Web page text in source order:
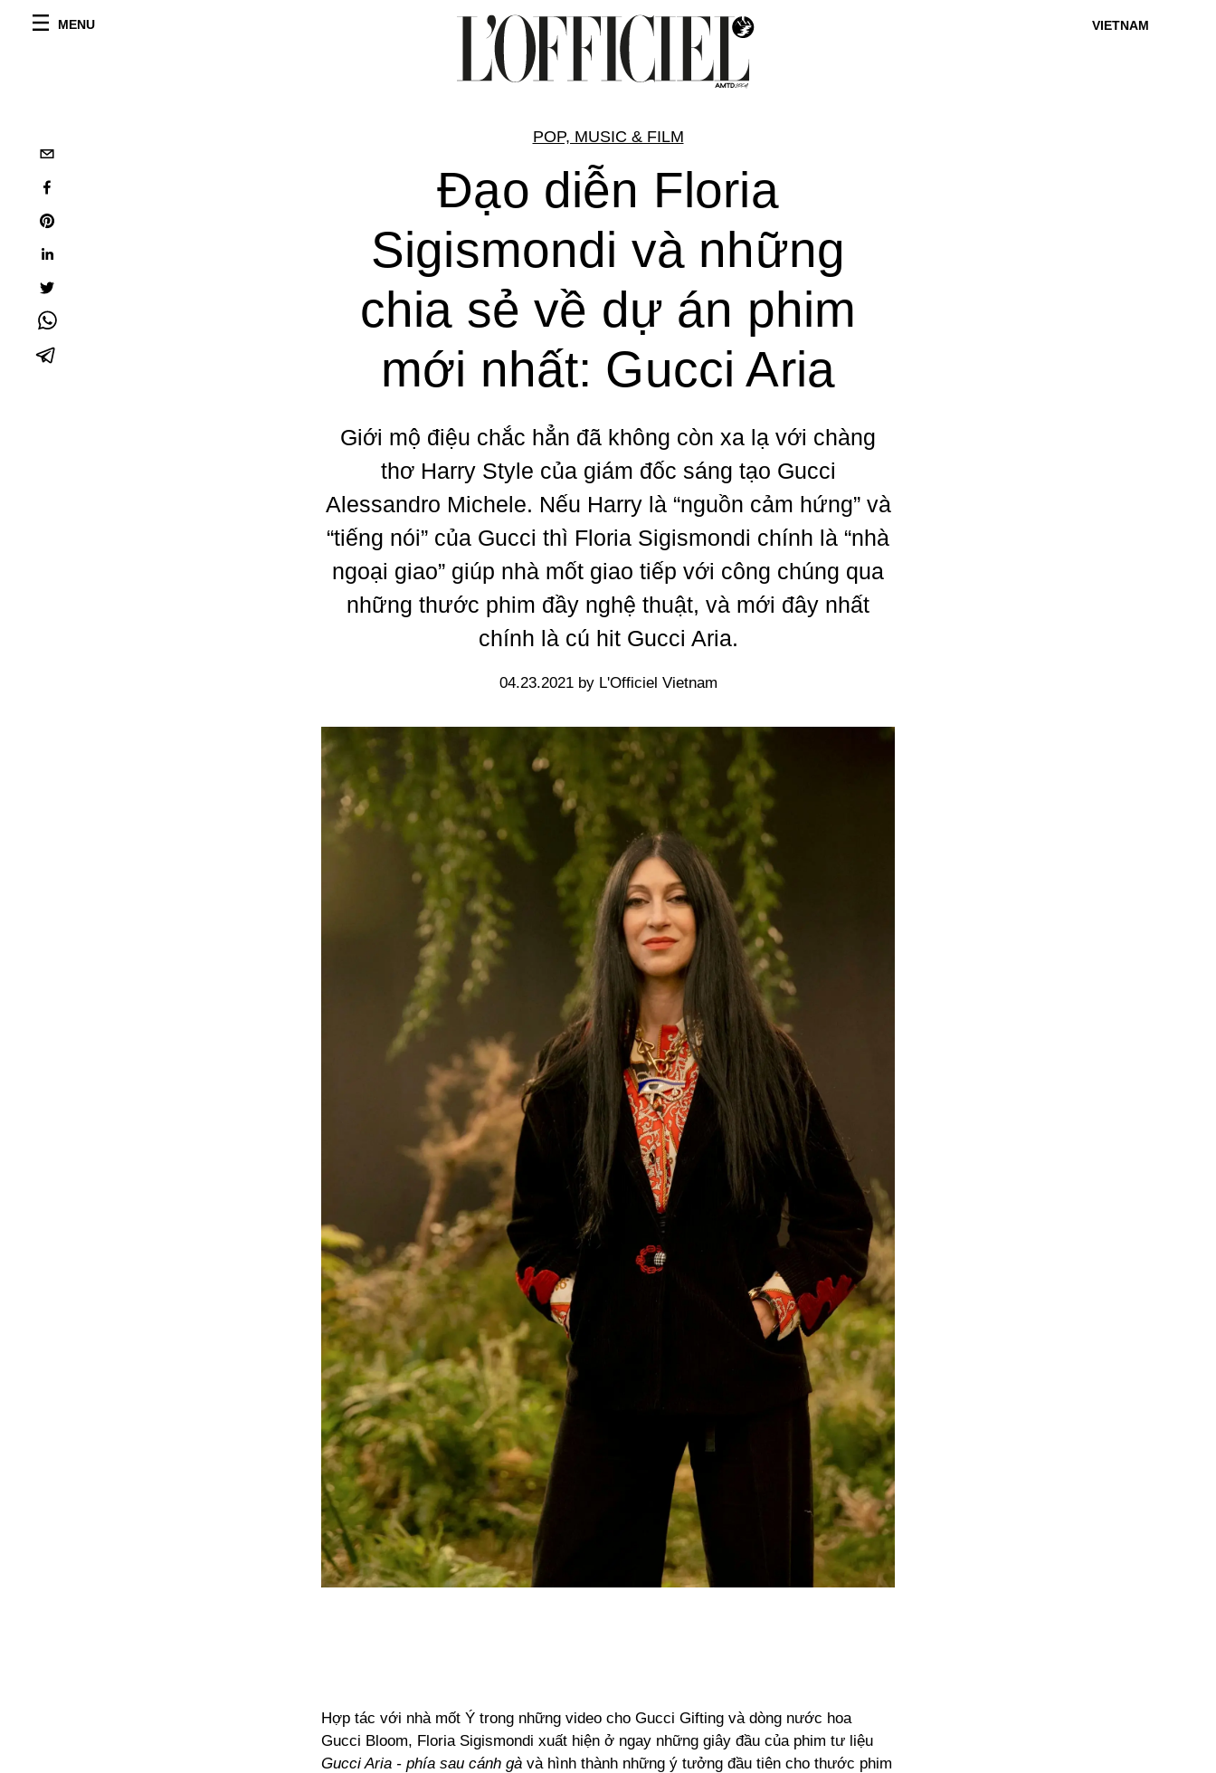
MENU VIETNAM
POP, MUSIC & FILM
Đạo diễn Floria
Sigismondi và những
chia sẻ về dự án phim
mới nhất: Gucci Aria
Giới mộ điệu chắc hẳn đã không còn xa lạ với chàng
thơ Harry Style của giám đốc sáng tạo Gucci
Alessandro Michele. Nếu Harry là “nguồn cảm hứng” và
“tiếng nói” của Gucci thì Floria Sigismondi chính là “nhà
ngoại giao” giúp nhà mốt giao tiếp với công chúng qua
những thước phim đầy nghệ thuật, và mới đây nhất
chính là cú hit Gucci Aria.
04.23.2021 by L'Officiel Vietnam
Hợp tác với nhà mốt Ý trong những video cho Gucci Gifting và dòng nước hoa
Gucci Bloom, Floria Sigismondi xuất hiện ở ngay những giây đầu của phim tư liệu
Gucci Aria - phía sau cánh gà và hình thành những ý tưởng đầu tiên cho thước phim